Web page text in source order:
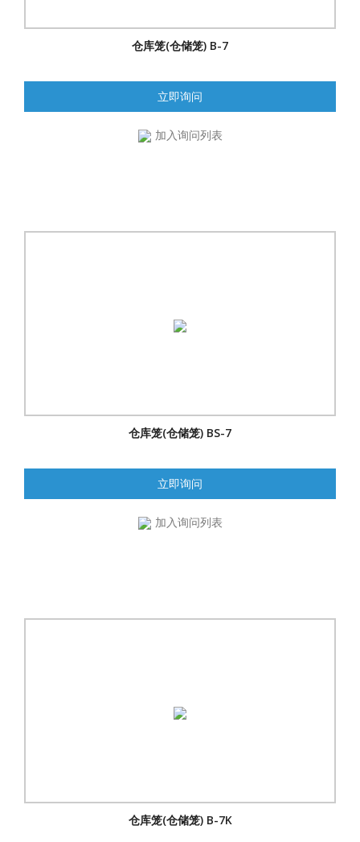
仓库笼(仓储笼) B-7
立即询问
加入询问列表
仓库笼(仓储笼) BS-7
立即询问
加入询问列表
仓库笼(仓储笼) B-7K